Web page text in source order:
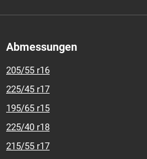
Abmessungen
205/55 r16
225/45 r17
195/65 r15
225/40 r18
215/55 r17